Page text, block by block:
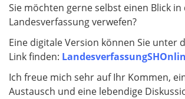
Sie möchten gerne selbst einen Blick in
Landesverfassung verwefen?
Eine digitale Version können Sie unter
Link finden:
Ich freue mich sehr auf Ihr Kommen,
Austausch und eine lebendige